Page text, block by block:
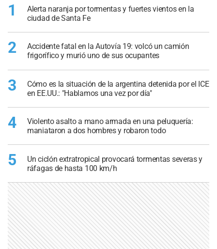
1
Alerta naranja por tormentas y fuertes vientos en la
ciudad de Santa Fe
2
Accidente fatal en la Autovía 19: volcó un camión
frigorífico y murió uno de sus ocupantes
3
Cómo es la situación de la argentina detenida por el ICE
en EE.UU.: "Hablamos una vez por día"
4
Violento asalto a mano armada en una peluquería:
maniataron a dos hombres y robaron todo
5
Un ciclón extratropical provocará tormentas severas y
ráfagas de hasta 100 km/h